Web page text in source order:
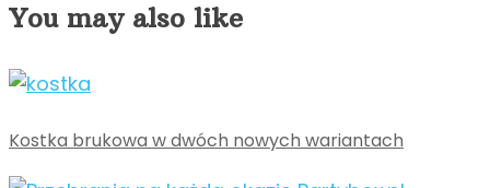
You may also like
Kostka brukowa w dwóch nowych wariantach